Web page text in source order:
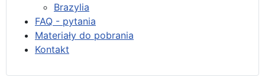
Brazylia
FAQ - pytania
Materiały do pobrania
Kontakt